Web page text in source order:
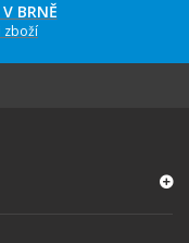
BRNĚ
zboží